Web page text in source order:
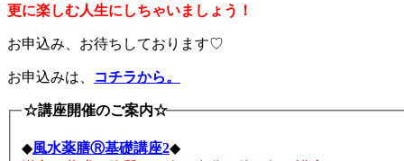
更に楽しむ人生にしちゃいましょう！
お申込み、お待ちしております♡
お申込みは、 コチラから。
☆講座開催のご案内☆
◆風水薬膳Ⓡ基礎講座2◆